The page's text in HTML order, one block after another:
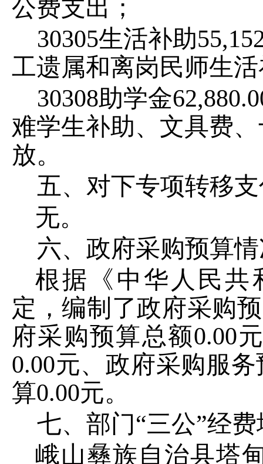
公费支出；
30305生活补助55,
工遗属和离岗民师生
30308助学金62,
难学生补助、文具费
放。
五、 对下专项转移
无。
六、政府采购预算
根据《中华人民共
定，编制了政府采购
府采购预算总额0.00
0.00元、政府采购服务
算0.00元。
七、部门“三公”经费
峨山彝族自治县塔